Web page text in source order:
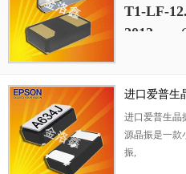
晶振,石
晶振,小
T1-LF-
2012mm
频率
超小型贴
振,通信
振,智能
进口爱普生
进口爱普生晶
源晶振是一款
振,